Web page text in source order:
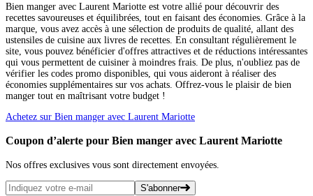
Bien manger avec Laurent Mariotte est votre allié pour découvrir des
recettes savoureuses et équilibrées, tout en faisant des économies. Grâce à la
marque, vous avez accès à une sélection de produits de qualité, allant des
ustensiles de cuisine aux livres de recettes. En consultant régulièrement le
site, vous pouvez bénéficier d'offres attractives et de réductions intéressantes
qui vous permettent de cuisiner à moindres frais. De plus, n'oubliez pas de
vérifier les codes promo disponibles, qui vous aideront à réaliser des
économies supplémentaires sur vos achats. Offrez-vous le plaisir de bien
manger tout en maîtrisant votre budget !
Achetez sur Bien manger avec Laurent Mariotte
Coupon d’alerte pour Bien manger avec Laurent Mariotte
Nos offres exclusives vous sont directement envoyées.
S'abonner